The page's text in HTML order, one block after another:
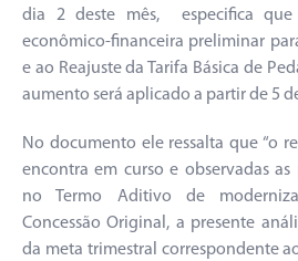
dia 2 deste mês, especifica
econômico-financeira preliminar
e ao Reajuste da Tarifa Básica de
aumento será aplicado a partir de 5
No documento ele ressalta que “o
encontra em curso e observadas as
no Termo Aditivo de
Concessão Original, a presente
da meta trimestral correspondente